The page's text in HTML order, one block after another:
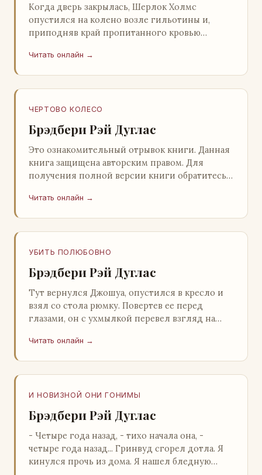
Когда дверь закрылась, Шерлок Холмс
опустился на колено возле гильотины и,
приподняв край пропитанного кровью
скрывался под ним…
Читать онлайн →
ЧЕРТОВО КОЛЕСО
Брэдбери Рэй Дуглас
Это ознакомительный отрывок книги. Данная
книга защищена авторским правом. Для
получения полной версии книги обратитесь к
легального ко…
Читать онлайн →
УБИТЬ ПОЛЮБОВНО
Брэдбери Рэй Дуглас
Тут вернулся Джошуа, опустился в кресло и
взял со стола рюмку. Повертев ее перед
глазами, он с ухмылкой перевел взгляд на
видом с…
Читать онлайн →
И НОВИЗНОЙ ОНИ ГОНИМЫ
Брэдбери Рэй Дуглас
- Четыре года назад, - тихо начала она, -
четыре года назад... Гринвуд сгорел дотла. Я
кинулся прочь из дома. Я нашел бледную